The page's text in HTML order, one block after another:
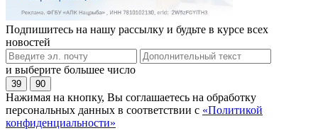
Подпишитесь на нашу рассылку и будьте в курсе всех
новостей
и выберите большее число
39 90
Нажимая на кнопку, Вы соглашаетесь на обработку
персональных данных в соответствии с «Политикой
конфиденциальности»